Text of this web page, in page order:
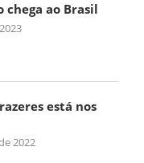
chega ao Brasil
está nos
2022